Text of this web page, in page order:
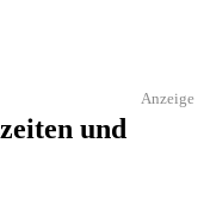
Anzeige
und